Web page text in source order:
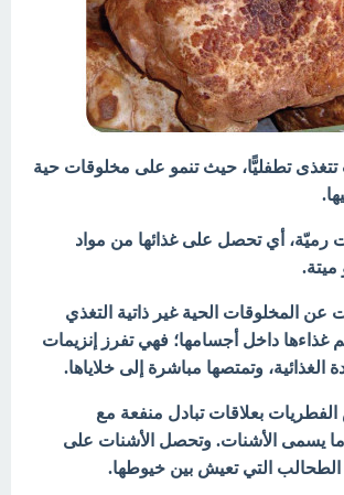
تطفليًّا، حيث تنمو على مخلوقات حية
رميّة، أي تحصل على غذائها من مواد
ميتة.
عن المخلوقات الحية غير ذاتية التغذي
غذاءها داخل أجسامها؛ فهي تفرز إنزيمات
الغذائية، وتمتصها مباشرة إلى خلاياها.
بعلاقات تبادل منفعة مع
يسمى الأشنات. وتحصل الأشنات على
التي تعيش بين خيوطها.